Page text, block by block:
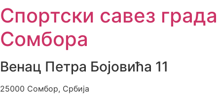
Skip
to
content
Спортски савез града
Сомбора
Венац Петра Бојовића 11
25000 Сомбор, Србија